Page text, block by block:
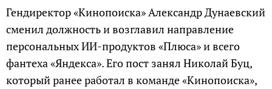
Гендиректор «Кинопоиска» Александр Дунаевский
сменил должность и возглавил направление
персональных ИИ-продуктов «Плюса» и всего
фантеха «Яндекса». Его пост занял Николай Буц,
который ранее работал в команде «Кинопоиска»,